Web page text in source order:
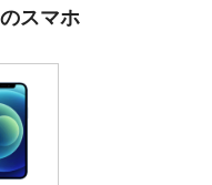
スマホ